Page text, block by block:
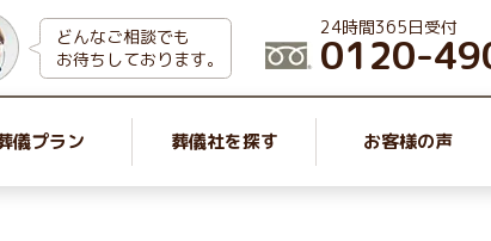
どんなご相談でも
お待ちしております。
24時間365日受付
0120-
儀プラン 葬儀社を探す お客様の声